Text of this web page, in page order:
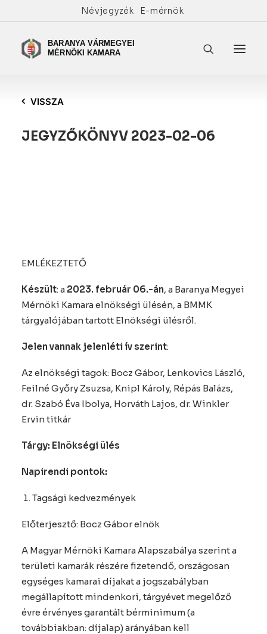
Névjegyzék E-mérnök
VISSZA
JEGYZŐKÖNYV 2023-02-06
EMLÉKEZTETŐ
Készült: a 2023. február 06.-án, a Baranya Megyei
Mérnöki Kamara elnökségi ülésén, a BMMK
tárgyalójában tartott Elnökségi ülésről.
Jelen vannak jelenléti ív szerint:
Az elnökségi tagok: Bocz Gábor, Lenkovics László,
Feilné Győry Zsuzsa, Knipl Károly, Répás Balázs,
dr. Szabó Éva Ibolya, Horváth Lajos, dr. Winkler
Ervin titkár
Tárgy: Elnökségi ülés
Napirendi pontok:
Tagsági kedvezmények
Előterjesztő: Bocz Gábor elnök
A Magyar Mérnöki Kamara Alapszabálya szerint a
területi kamarák részére fizetendő, országosan
egységes kamarai díjakat a jogszabályban
megállapított mindenkori, tárgyévet megelőző
évre érvényes garantált bérminimum (a
továbbiakban: díjalap) arányában kell